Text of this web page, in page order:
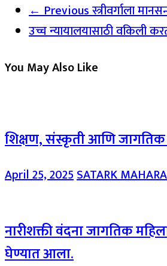
← Previousस्त्रीवर्गाला
उच्च न्यायालयासाठी वकिली
You May Also Like
शिक्षण, संस्कृती आणि जागतिक
April 25, 2025SATARK
नारीशक्ती वंदना जागतिक
घेण्यात आला.